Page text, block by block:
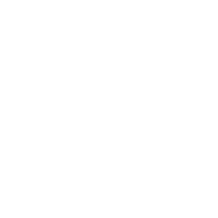
conceptos y las
(mira el programa